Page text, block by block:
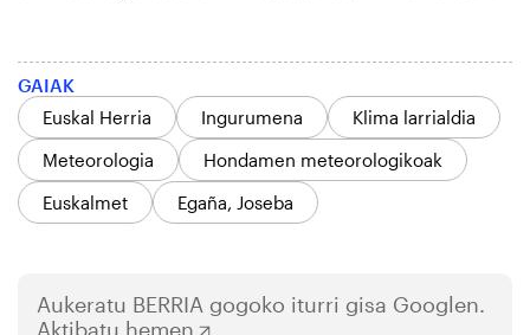
GAIAK
Euskal Herria
Ingurumena
Klima larrialdia
Meteorologia
Hondamen meteorologikoak
Euskalmet
Egaña, Joseba
Aukeratu BERRIA gogoko iturri gisa Googlen.
Aktibatu hemen